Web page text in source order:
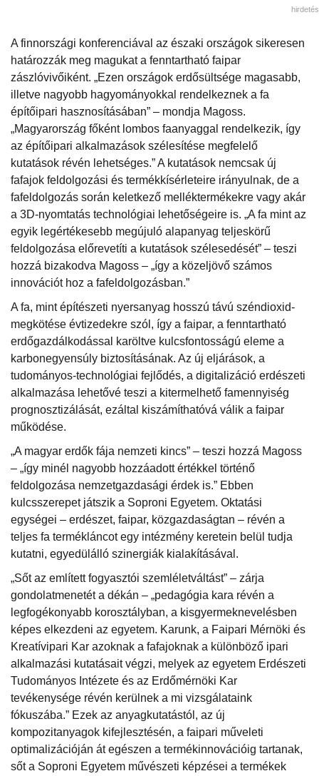
hirdetés
A finnországi konferenciával az északi országok sikeresen
határozzák meg magukat a fenntartható faipar
zászlóvivőiként. „Ezen országok erdősültsége magasabb,
illetve nagyobb hagyományokkal rendelkeznek a fa
építőipari hasznosításában” – mondja Magoss.
„Magyarország főként lombos faanyaggal rendelkezik, így
az építőipari alkalmazások szélesítése megfelelő
kutatások révén lehetséges.” A kutatások nemcsak új
fafajok feldolgozási és termékkísérleteire irányulnak, de a
fafeldolgozás során keletkező melléktermékekre vagy akár
a 3D-nyomtatás technológiai lehetőségeire is. „A fa mint az
egyik legértékesebb megújuló alapanyag teljeskörű
feldolgozása előrevetíti a kutatások szélesedését” – teszi
hozzá bizakodva Magoss – „így a közeljövő számos
innovációt hoz a fafeldolgozásban.”
A fa, mint építészeti nyersanyag hosszú távú széndioxid-
megkötése évtizedekre szól, így a faipar, a fenntartható
erdőgazdálkodással karöltve kulcsfontosságú eleme a
karbonegyensúly biztosításának. Az új eljárások, a
tudományos-technológiai fejlődés, a digitalizáció erdészeti
alkalmazása lehetővé teszi a kitermelhető famennyiség
prognosztizálását, ezáltal kiszámíthatóvá válik a faipar
működése.
„A magyar erdők fája nemzeti kincs” – teszi hozzá Magoss
– „így minél nagyobb hozzáadott értékkel történő
feldolgozása nemzetgazdasági érdek is.” Ebben
kulcsszerepet játszik a Soproni Egyetem. Oktatási
egységei – erdészet, faipar, közgazdaságtan – révén a
teljes fa termékláncot egy intézmény keretein belül tudja
kutatni, egyedülálló szinergiák kialakításával.
„Sőt az említett fogyasztói szemléletváltást” – zárja
gondolatmenetét a dékán – „pedagógia kara révén a
legfogékonyabb korosztályban, a kisgyermeknevelésben
képes elkezdeni az egyetem. Karunk, a Faipari Mérnöki és
Kreatívipari Kar azoknak a fafajoknak a különböző ipari
alkalmazási kutatásait végzi, melyek az egyetem Erdészeti
Tudományos Intézete és az Erdőmérnöki Kar
tevékenysége révén kerülnek a mi vizsgálataink
fókuszába.” Ezek az anyagkutatástól, az új
kompozitanyagok kifejlesztésén, a faipari műveleti
optimalizációján át egészen a termékinnovációig tartanak,
sőt a Soproni Egyetem művészeti képzései a termékek